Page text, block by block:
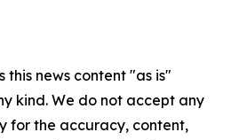
this news content "as is"
kind. We do not accept any
for the accuracy, content,